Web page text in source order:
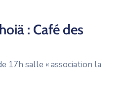
: Café des
17h salle « association la